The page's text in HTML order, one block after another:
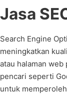
Jasa
Search Engine
meningkatkan
atau halaman web
pencari seperti
untuk